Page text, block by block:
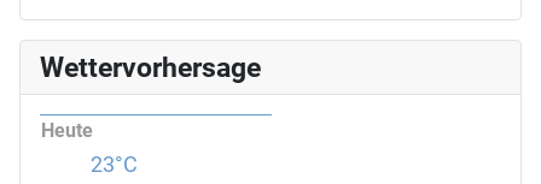
Wettervorhersage
Heute
23°C